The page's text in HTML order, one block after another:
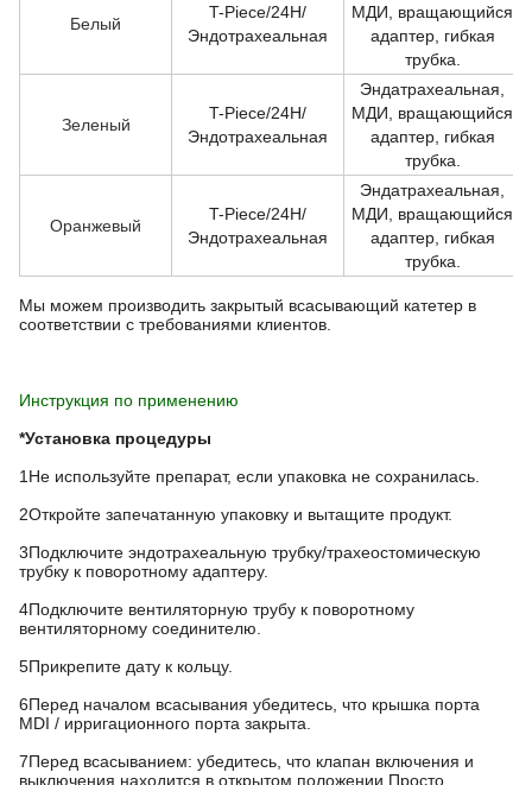
Белый
T-Piece/24H/
Эндотрахеальная
МДИ, вращающийся
адаптер, гибкая
трубка.
Зеленый
T-Piece/24H/
Эндотрахеальная
Эндатрахеальная,
МДИ, вращающийся
адаптер, гибкая
трубка.
Оранжевый
T-Piece/24H/
Эндотрахеальная
Эндатрахеальная,
МДИ, вращающийся
адаптер, гибкая
трубка.
Мы можем производить закрытый всасывающий катетер в
соответствии с требованиями клиентов.
Инструкция по применению
*Установка процедуры
1Не используйте препарат, если упаковка не сохранилась.
2Откройте запечатанную упаковку и вытащите продукт.
3Подключите эндотрахеальную трубку/трахеостомическую
трубку к поворотному адаптеру.
4Подключите вентиляторную трубу к поворотному
вентиляторному соединителю.
5Прикрепите дату к кольцу.
6Перед началом всасывания убедитесь, что крышка порта
MDI / ирригационного порта закрыта.
7Перед всасыванием: убедитесь, что клапан включения и
выключения находится в открытом положении.Просто